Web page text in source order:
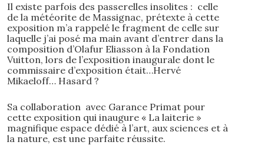
Il existe parfois des passerelles insolites : celle
de la météorite de Massignac, prétexte à cette
exposition m’a rappelé le fragment de celle sur
laquelle j’ai posé ma main avant d’entrer dans la
composition d’Olafur Eliasson à la Fondation
Vuitton, lors de l’exposition inaugurale dont le
commissaire d’exposition était…Hervé
Mikaeloff… Hasard ?
Sa collaboration avec Garance Primat pour
cette exposition qui inaugure « La laiterie »
magnifique espace dédié à l’art, aux sciences et à
la nature, est une parfaite réussite.